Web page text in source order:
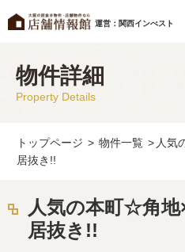
運営：関西インべスト
物件詳細
Property Details
トップページ > 物件一覧 > 人気
居抜き!!
人気の本町☆角
居抜き!!